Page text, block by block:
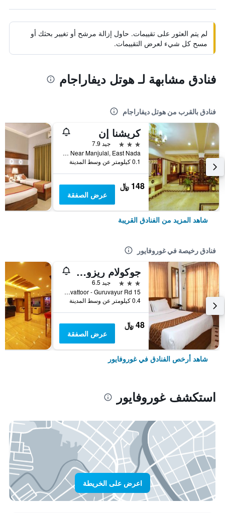
لم يتم العثور على تقييمات. حاول إزالة مرشح أو تغيير بحثك أو
مسح كل شيء لعرض التقييمات.
فنادق مشابهة لـ هوتل ديفاراجام
فنادق بالقرب من هوتل ديفاراجام
كريشنا إن
3 نجوم
جيد 7.9
Near Near Manjulal, East Nada, غوروفايور, الهند
0.1 كيلومتر عن وسط المدينة
148 ﷼
عرض الصفقة
شاهد المزيد من الفنادق القريبة
فنادق رخيصة في غوروفايور
جوكولام ريزورتس جوروفايور
3 نجوم
جيد 6.5
15 Muthuvattoor - Guruvayur Rd, غوروفايور, الهند
0.4 كيلومتر عن وسط المدينة
48 ﷼
عرض الصفقة
شاهد أرخص الفنادق في غوروفايور
استكشف غوروفايور
اعرض على الخريطة